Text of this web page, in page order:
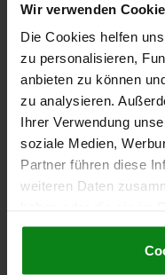
Wir verwenden
Die Cookies helfen
zu personalisieren,
anbieten zu können
zu analysieren.
Ihrer Verwendung
soziale Medien,
Partner führen diese
weiteren Daten
gesammelt haben.
SAUTERELLE
HORIZONTALE
M16X150, ACIER
COMP:PLASTIQUE
ANGLE D’OUVERTURE
ANGLE D’OUVERTURE DE
B5=8